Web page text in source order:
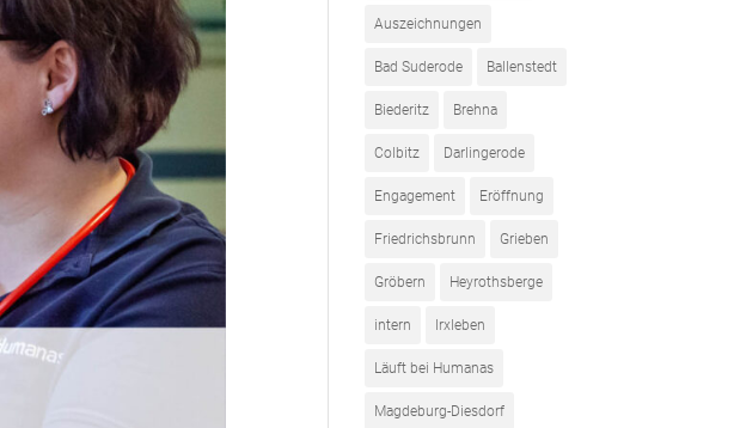
Auszeichnungen
Bad Suderode Ballenstedt
Biederitz Brehna
Colbitz Darlingerode
Engagement Eröffnung
Friedrichsbrunn Grieben
Gröbern Heyrothsberge
intern Irxleben
Läuft bei Humanas
Magdeburg-Diesdorf